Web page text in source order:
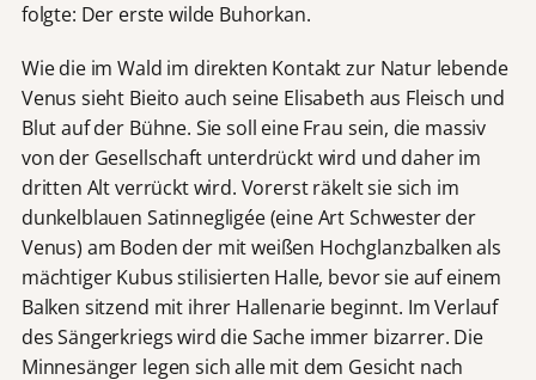
folgte: Der erste wilde Buhorkan.
Wie die im Wald im direkten Kontakt zur Natur lebende
Venus sieht Bieito auch seine Elisabeth aus Fleisch und
Blut auf der Bühne. Sie soll eine Frau sein, die massiv
von der Gesellschaft unterdrückt wird und daher im
dritten Alt verrückt wird. Vorerst räkelt sie sich im
dunkelblauen Satinnegligée (eine Art Schwester der
Venus) am Boden der mit weißen Hochglanzbalken als
mächtiger Kubus stilisierten Halle, bevor sie auf einem
Balken sitzend mit ihrer Hallenarie beginnt. Im Verlauf
des Sängerkriegs wird die Sache immer bizarrer. Die
Minnesänger legen sich alle mit dem Gesicht nach